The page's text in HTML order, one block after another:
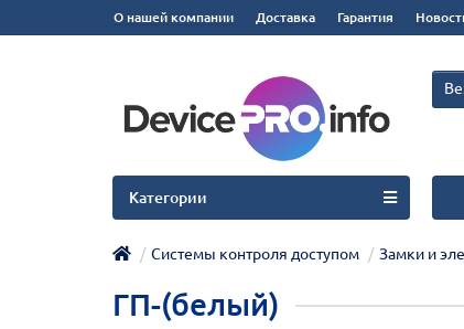
О нашей компании Доставка Гарантия
Категории
Системы контроля доступом Замки и
ГП-(белый)